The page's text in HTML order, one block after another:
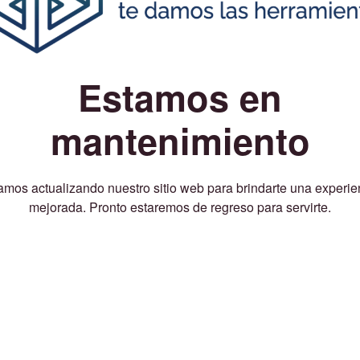
Estamos en
mantenimiento
actualizando nuestro sitio web para brindarte una
mejorada. Pronto estaremos de regreso para servirte.